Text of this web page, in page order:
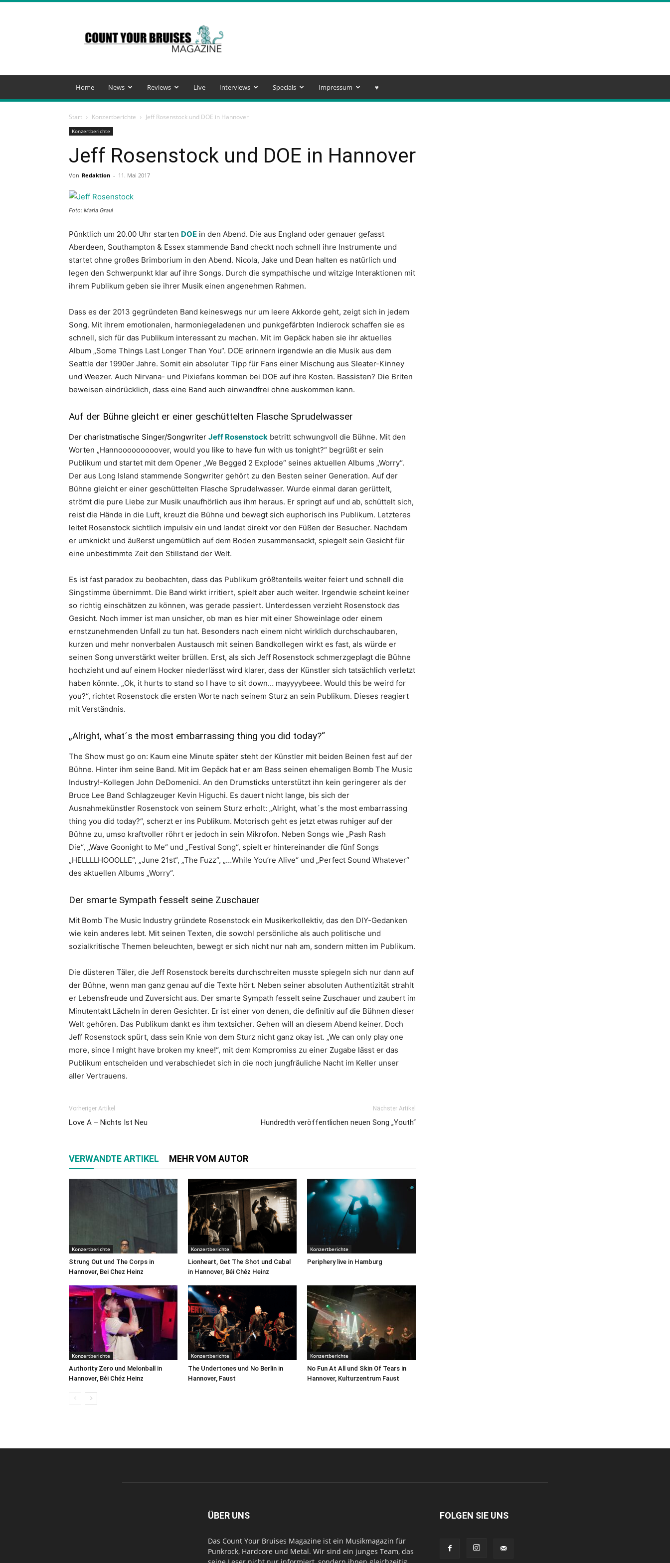
Your
Bruises
Magazine
Home News Reviews Live Interviews Specials Impressum ♥️
Start Konzertberichte Jeff Rosenstock und DOE in Hannover
Konzertberichte
Jeff Rosenstock und DOE in Hannover
Von Redaktion - 11. Mai 2017
Foto: Maria Graul
Pünktlich um 20.00 Uhr starten DOE in den Abend. Die aus England oder genauer gefasst
Aberdeen, Southampton & Essex stammende Band checkt noch schnell ihre Instrumente und
startet ohne großes Brimborium in den Abend. Nicola, Jake und Dean halten es natürlich und
legen den Schwerpunkt klar auf ihre Songs. Durch die sympathische und witzige Interaktionen mit
ihrem Publikum geben sie ihrer Musik einen angenehmen Rahmen.
Dass es der 2013 gegründeten Band keineswegs nur um leere Akkorde geht, zeigt sich in jedem
Song. Mit ihrem emotionalen, harmoniegeladenen und punkgefärbten Indierock schaffen sie es
schnell, sich für das Publikum interessant zu machen. Mit im Gepäck haben sie ihr aktuelles
Album „Some Things Last Longer Than You“. DOE erinnern irgendwie an die Musik aus dem
Seattle der 1990er Jahre. Somit ein absoluter Tipp für Fans einer Mischung aus Sleater-Kinney
und Weezer. Auch Nirvana- und Pixiefans kommen bei DOE auf ihre Kosten. Bassisten? Die Briten
beweisen eindrücklich, dass eine Band auch einwandfrei ohne auskommen kann.
Auf der Bühne gleicht er einer geschüttelten Flasche Sprudelwasser
Der charistmatische Singer/Songwriter Jeff Rosenstock betritt schwungvoll die Bühne. Mit den
Worten „Hannooooooooover, would you like to have fun with us tonight?“ begrüßt er sein
Publikum und startet mit dem Opener „We Begged 2 Explode“ seines aktuellen Albums „Worry“.
Der aus Long Island stammende Songwriter gehört zu den Besten seiner Generation. Auf der
Bühne gleicht er einer geschüttelten Flasche Sprudelwasser. Wurde einmal daran gerüttelt,
strömt die pure Liebe zur Musik unaufhörlich aus ihm heraus. Er springt auf und ab, schüttelt sich,
reist die Hände in die Luft, kreuzt die Bühne und bewegt sich euphorisch ins Publikum. Letzteres
leitet Rosenstock sichtlich impulsiv ein und landet direkt vor den Füßen der Besucher. Nachdem
er umknickt und äußerst ungemütlich auf dem Boden zusammensackt, spiegelt sein Gesicht für
eine unbestimmte Zeit den Stillstand der Welt.
Es ist fast paradox zu beobachten, dass das Publikum größtenteils weiter feiert und schnell die
Singstimme übernimmt. Die Band wirkt irritiert, spielt aber auch weiter. Irgendwie scheint keiner
so richtig einschätzen zu können, was gerade passiert. Unterdessen verzieht Rosenstock das
Gesicht. Noch immer ist man unsicher, ob man es hier mit einer Showeinlage oder einem
ernstzunehmenden Unfall zu tun hat. Besonders nach einem nicht wirklich durchschaubaren,
kurzen und mehr nonverbalen Austausch mit seinen Bandkollegen wirkt es fast, als würde er
seinen Song unverstärkt weiter brüllen. Erst, als sich Jeff Rosenstock schmerzgeplagt die Bühne
hochzieht und auf einem Hocker niederlässt wird klarer, dass der Künstler sich tatsächlich verletzt
haben könnte. „Ok, it hurts to stand so I have to sit down… mayyyybeee. Would this be weird for
you?“, richtet Rosenstock die ersten Worte nach seinem Sturz an sein Publikum. Dieses reagiert
mit Verständnis.
„Alright, what´s the most embarrassing thing you did today?“
The Show must go on: Kaum eine Minute später steht der Künstler mit beiden Beinen fest auf der
Bühne. Hinter ihm seine Band. Mit im Gepäck hat er am Bass seinen ehemaligen Bomb The Music
Industry!-Kollegen John DeDomenici. An den Drumsticks unterstützt ihn kein geringerer als der
Bruce Lee Band Schlagzeuger Kevin Higuchi. Es dauert nicht lange, bis sich der
Ausnahmekünstler Rosenstock von seinem Sturz erholt: „Alright, what´s the most embarrassing
thing you did today?“, scherzt er ins Publikum. Motorisch geht es jetzt etwas ruhiger auf der
Bühne zu, umso kraftvoller röhrt er jedoch in sein Mikrofon. Neben Songs wie „Pash Rash
Die“, „Wave Goonight to Me“ und „Festival Song“, spielt er hintereinander die fünf Songs
„HELLLLHOOOLLE“, „June 21st“, „The Fuzz“, „…While You’re Alive“ und „Perfect Sound Whatever“
des aktuellen Albums „Worry“.
Der smarte Sympath fesselt seine Zuschauer
Mit Bomb The Music Industry gründete Rosenstock ein Musikerkollektiv, das den DIY-Gedanken
wie kein anderes lebt. Mit seinen Texten, die sowohl persönliche als auch politische und
sozialkritische Themen beleuchten, bewegt er sich nicht nur nah am, sondern mitten im Publikum.
Die düsteren Täler, die Jeff Rosenstock bereits durchschreiten musste spiegeln sich nur dann auf
der Bühne, wenn man ganz genau auf die Texte hört. Neben seiner absoluten Authentizität strahlt
er Lebensfreude und Zuversicht aus. Der smarte Sympath fesselt seine Zuschauer und zaubert im
Minutentakt Lächeln in deren Gesichter. Er ist einer von denen, die definitiv auf die Bühnen dieser
Welt gehören. Das Publikum dankt es ihm textsicher. Gehen will an diesem Abend keiner. Doch
Jeff Rosenstock spürt, dass sein Knie von dem Sturz nicht ganz okay ist. „We can only play one
more, since I might have broken my knee!“, mit dem Kompromiss zu einer Zugabe lässt er das
Publikum entscheiden und verabschiedet sich in die noch jungfräuliche Nacht im Keller unser
aller Vertrauens.
Vorheriger Artikel
Love A – Nichts Ist Neu
Nächster Artikel
Hundredth veröffentlichen neuen Song „Youth“
VERWANDTE ARTIKEL MEHR VOM AUTOR
Konzertberichte
Strung Out und The Corps in
Hannover, Bei Chez Heinz
Konzertberichte
Lionheart, Get The Shot und Cabal
in Hannover, Béi Chéz Heinz
Konzertberichte
Periphery live in Hamburg
Konzertberichte
Authority Zero und Melonball in
Hannover, Béi Chéz Heinz
Konzertberichte
The Undertones und No Berlin in
Hannover, Faust
Konzertberichte
No Fun At All und Skin Of Tears in
Hannover, Kulturzentrum Faust
ÜBER UNS
Das Count Your Bruises Magazine ist ein Musikmagazin für
Punkrock, Hardcore und Metal. Wir sind ein junges Team, das
FOLGEN SIE UNS